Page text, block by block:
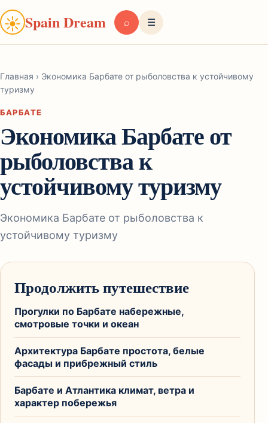
☀Spain Dream ⌕ ☰
Главная › Экономика Барбате от рыболовства к устойчивому
туризму
БАРБАТЕ
Экономика Барбате от
рыболовства к
устойчивому туризму
Экономика Барбате от рыболовства к
устойчивому туризму
Продолжить путешествие
Прогулки по Барбате набережные,
смотровые точки и океан
Архитектура Барбате простота, белые
фасады и прибрежный стиль
Барбате и Атлантика климат, ветра и
характер побережья